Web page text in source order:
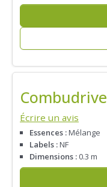
Combudrive
Écrire un avis
Essences :Mélange
Labels :NF
Dimensions : 0.3 m